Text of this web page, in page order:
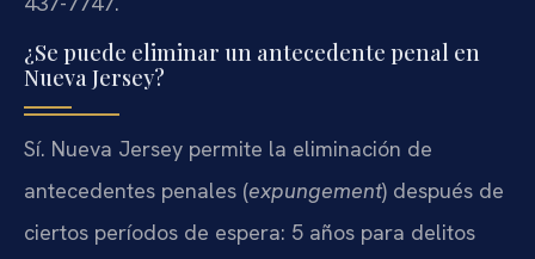
¿Se puede eliminar un antecedente penal en
Nueva Jersey?
Sí. Nueva Jersey permite la eliminación de
antecedentes penales (expungement) después de
ciertos períodos de espera: 5 años para delitos